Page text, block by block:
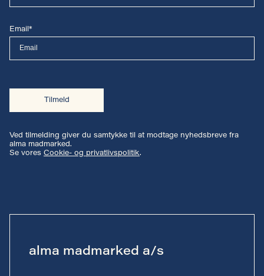
Email*
Tilmeld
Ved tilmelding giver du samtykke til at modtage nyhedsbreve fra
alma madmarked.
Se vores Cookie- og privatlivspolitik.
alma madmarked a/s